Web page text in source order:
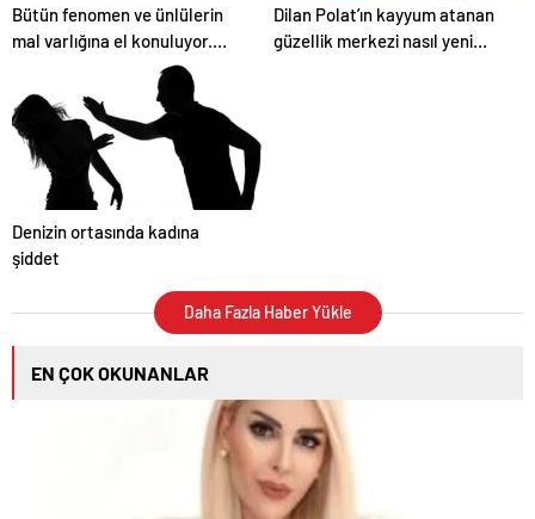
Bütün fenomen ve ünlülerin
mal varlığına el konuluyor.
Selin Ciğercinin mal varlığına
el konuldu.
Dilan Polat’ın kayyum atanan
güzellik merkezi nasıl yeni
Denizin ortasında kadına
şiddet
Daha Fazla Haber Yükle
EN ÇOK OKUNANLAR